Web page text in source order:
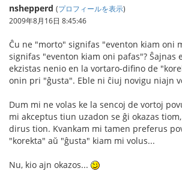
nshepperd (プロフィールを表示)
2009年8月16日 8:45:46
Ĉu ne "morto" signifas "eventon kiam oni
signifas "eventon kiam oni pafas"? Ŝajnas
ekzistas nenio en la vortaro-difino de
onin pri "ĝusta". Eble ni ĉiuj novigu niajn
Dum mi ne volas ke la sencoj de vortoj
mi akceptus tiun uzadon se ĝi okazas
dirus tion. Kvankam mi tamen preferus
"korekta" aŭ "ĝusta" kiam mi volus...
Nu, kio ajn okazos...